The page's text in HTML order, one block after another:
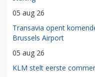
05 aug 26
Transavia opent
Brussels Airport
05 aug 26
KLM stelt eerste